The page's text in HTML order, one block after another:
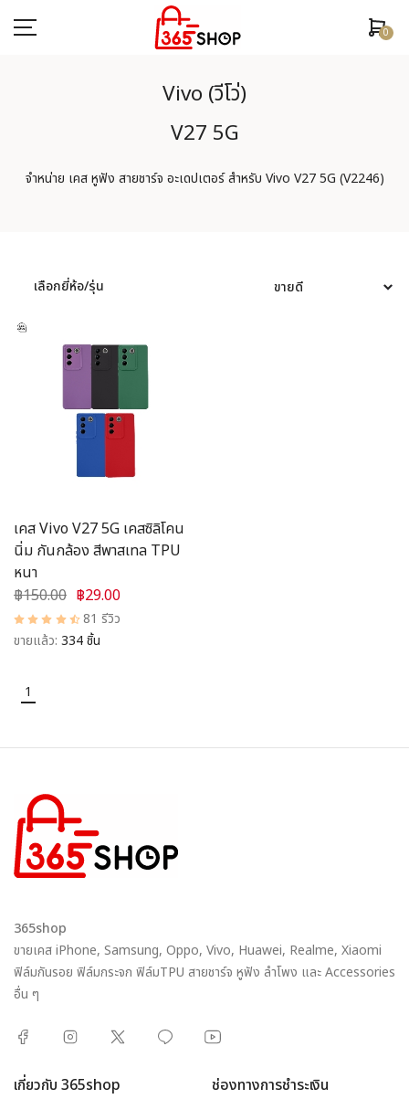
0
หน้าหลัก
อุปกรณ์สมาร์ทวอช
อุปกรณ์ชาร์จ
อุปกรณ์ในรถยนต์
Vivo (วีโว่)
V27 5G
จำหน่าย เคส หูฟัง สายชาร์จ อะเดปเตอร์ สำหรับ Vivo V27 5G (V2246)
เลือกยี่ห้อ/รุ่น
เคส Vivo V27 5G เคสซิลิโคน
นิ่ม กันกล้อง สีพาสเทล TPU
หนา
฿150.00 ฿29.00
81 รีวิว
ขายแล้ว: 334 ชิ้น
1
365shop
ขายเคส iPhone, Samsung, Oppo, Vivo, Huawei, Realme, Xiaomi
ฟิล์มกันรอย ฟิล์มกระจก ฟิล์มTPU สายชาร์จ หูฟัง ลำโพง และ Accessories
อื่น ๆ
เกี่ยวกับ 365shop ช่องทางการชำระเงิน